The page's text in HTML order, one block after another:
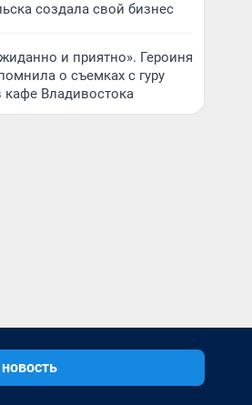
создала свой бизнес
и приятно». Героиня
о съемках с гуру
кафе Владивостока